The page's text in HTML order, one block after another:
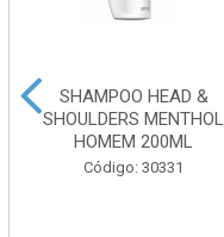
SHAMPOO HEAD &
SHOULDERS MENTHOL
HOMEM 200ML
Código: 30331